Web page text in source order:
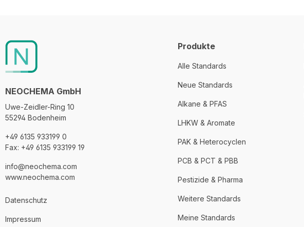
NEOCHEMA GmbH
Uwe-Zeidler-Ring 10
55294 Bodenheim
+49 6135 933199 0
Fax: +49 6135 933199 19
info@neochema.com
www.neochema.com
Datenschutz
Impressum
Produkte
Alle Standards
Neue Standards
Alkane & PFAS
LHKW & Aromate
PAK & Heterocyclen
PCB & PCT & PBB
Pestizide & Pharma
Weitere Standards
Meine Standards